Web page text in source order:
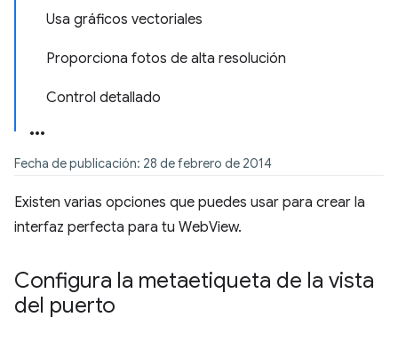
Usa gráficos vectoriales
Proporciona fotos de alta resolución
Control detallado
Fecha de publicación: 28 de febrero de 2014
Existen varias opciones que puedes usar para crear la
interfaz perfecta para tu WebView.
Configura la metaetiqueta de la vista
del puerto